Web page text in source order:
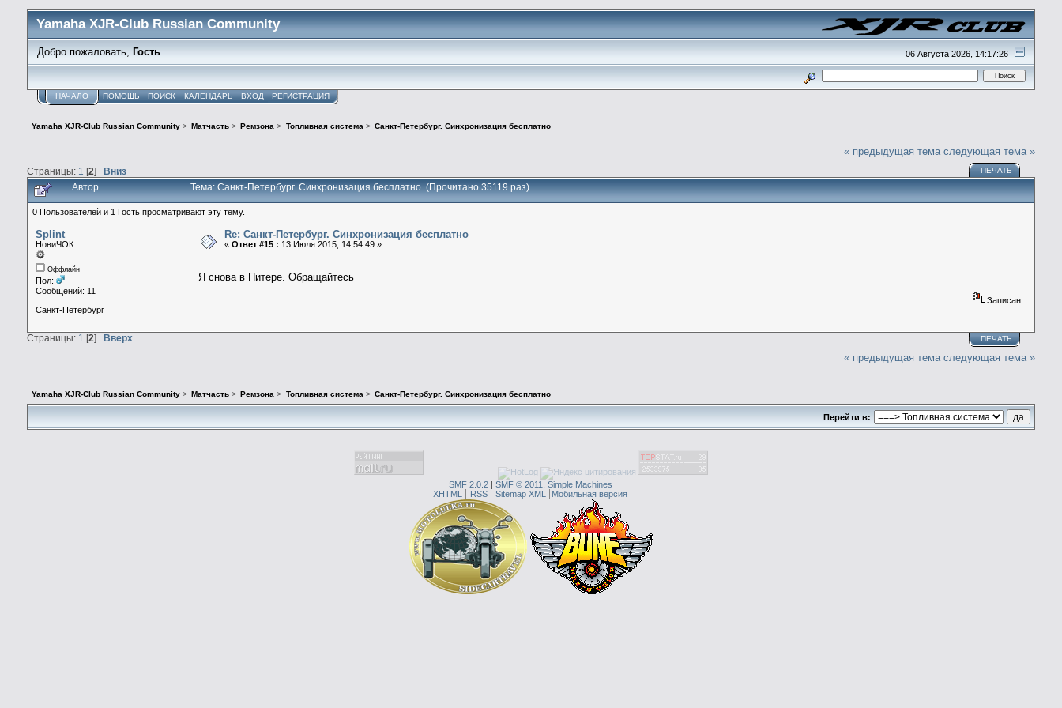
Yamaha XJR-Club Russian Community
06 Августа 2026, 14:17:26
Добро пожаловать, Гость
НАЧАЛО ПОМОЩЬ ПОИСК КАЛЕНДАРЬ ВХОД РЕГИСТРАЦИЯ
Yamaha XJR-Club Russian Community > Матчасть > Ремзона > Топливная система > Санкт-Петербург. Синхронизация бесплатно
« предыдущая тема следующая тема »
Страницы: 1 [2] Вниз ПЕЧАТЬ
Автор Тема: Санкт-Петербург. Синхронизация бесплатно (Прочитано 35119 раз)
0 Пользователей и 1 Гость просматривают эту тему.
Splint
НовиЧОК
Оффлайн
Пол:
Сообщений: 11
Санкт-Петербург
Re: Санкт-Петербург. Синхронизация бесплатно
« Ответ #15 : 13 Июля 2015, 14:54:49 »
Я снова в Питере. Обращайтесь
Записан
ПЕЧАТЬ
Страницы: 1 [2] Вверх
« предыдущая тема следующая тема »
Yamaha XJR-Club Russian Community > Матчасть > Ремзона > Топливная система > Санкт-Петербург. Синхронизация бесплатно
Перейти в:
SMF 2.0.2 |SMF © 2011 ,Simple Machines
XHTML
RSS Sitemap XML Мобильная версия